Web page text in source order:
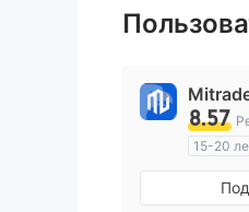
8.57
15-20